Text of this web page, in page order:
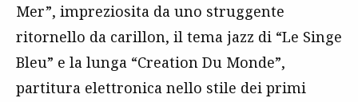
Mer”, impreziosita da uno struggente
ritornello da carillon, il tema jazz di “Le Singe
Bleu” e la lunga “Creation Du Monde”,
partitura elettronica nello stile dei primi